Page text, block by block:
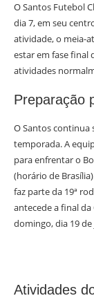
O Santos Futebol
dia 7, em seu
atividade, o meia-
estar em fase final
atividades
Preparação
O Santos continua
temporada. A
para enfrentar o
(horário de
faz parte da 19ª
antecede a final
domingo, dia 19
Atividades